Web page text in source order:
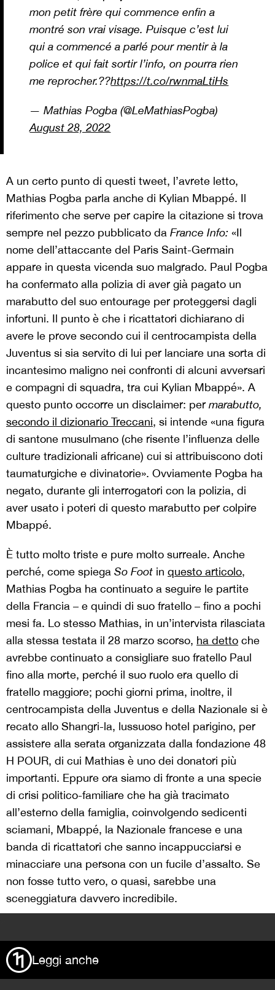
mon petit frère qui commence enfin a
montré son vrai visage. Puisque c’est lui
qui a commencé a parlé pour mentir à la
police et qui fait sortir l’info, on pourra rien
me reprocher.??https://t.co/rwnmaLtiHs
— Mathias Pogba (@LeMathiasPogba)
August 28, 2022
A un certo punto di questi tweet, l’avrete letto,
Mathias Pogba parla anche di Kylian Mbappé. Il
riferimento che serve per capire la citazione si trova
sempre nel pezzo pubblicato da France Info: «Il
nome dell’attaccante del Paris Saint-Germain
appare in questa vicenda suo malgrado. Paul Pogba
ha confermato alla polizia di aver già pagato un
marabutto del suo entourage per proteggersi dagli
infortuni. Il punto è che i ricattatori dichiarano di
avere le prove secondo cui il centrocampista della
Juventus si sia servito di lui per lanciare una sorta di
incantesimo maligno nei confronti di alcuni avversari
e compagni di squadra, tra cui Kylian Mbappé». A
questo punto occorre un disclaimer: per marabutto,
secondo il dizionario Treccani, si intende «una figura
di santone musulmano (che risente l’influenza delle
culture tradizionali africane) cui si attribuiscono doti
taumaturgiche e divinatorie». Ovviamente Pogba ha
negato, durante gli interrogatori con la polizia, di
aver usato i poteri di questo marabutto per colpire
Mbappé.
È tutto molto triste e pure molto surreale. Anche
perché, come spiega So Foot in questo articolo,
Mathias Pogba ha continuato a seguire le partite
della Francia – e quindi di suo fratello – fino a pochi
mesi fa. Lo stesso Mathias, in un’intervista rilasciata
alla stessa testata il 28 marzo scorso, ha detto che
avrebbe continuato a consigliare suo fratello Paul
fino alla morte, perché il suo ruolo era quello di
fratello maggiore; pochi giorni prima, inoltre, il
centrocampista della Juventus e della Nazionale si è
recato allo Shangri-la, lussuoso hotel parigino, per
assistere alla serata organizzata dalla fondazione 48
H POUR, di cui Mathias è uno dei donatori più
importanti. Eppure ora siamo di fronte a una specie
di crisi politico-familiare che ha già tracimato
all’esterno della famiglia, coinvolgendo sedicenti
sciamani, Mbappé, la Nazionale francese e una
banda di ricattatori che sanno incappucciarsi e
minacciare una persona con un fucile d’assalto. Se
non fosse tutto vero, o quasi, sarebbe una
sceneggiatura davvero incredibile.
Leggi anche